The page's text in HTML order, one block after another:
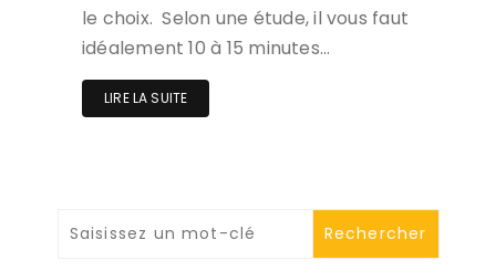
le choix. Selon une étude, il vous faut
idéalement 10 à 15 minutes…
LIRE LA SUITE